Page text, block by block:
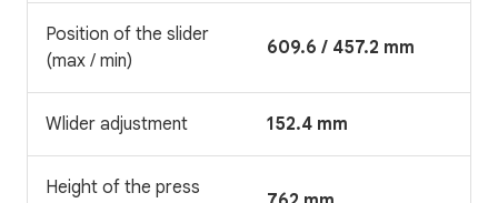
Position of the slider
(max / min)
609.6 / 457.2 mm
Wlider adjustment 152.4 mm
Height of the press